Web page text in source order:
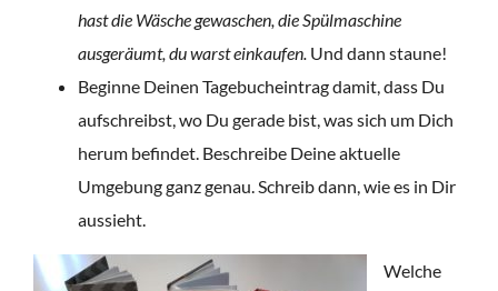
hast die Wäsche gewaschen, die Spülmaschine
ausgeräumt, du warst einkaufen. Und dann staune!
Beginne Deinen Tagebucheintrag damit, dass Du
aufschreibst, wo Du gerade bist, was sich um Dich
herum befindet. Beschreibe Deine aktuelle
Umgebung ganz genau. Schreib dann, wie es in Dir
aussieht.
Welche